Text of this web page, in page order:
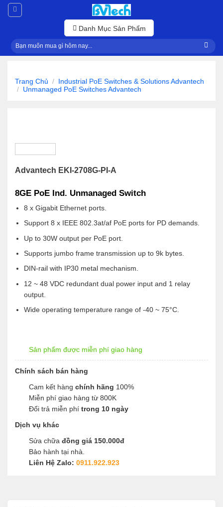
Skip
Danh Mục Sản Phẩm
Tìm
kiếm:
Trang Chủ / Industrial PoE Switches & Solutions Advantech
/ Unmanaged PoE Switches Advantech
Advantech EKI-2708G-PI-A
8GE PoE Ind. Unmanaged Switch
8 x Gigabit Ethernet ports.
Support 8 x IEEE 802.3at/af PoE ports for PD demands.
Up to 30W output per PoE port.
Supports jumbo frame transmission up to 9k bytes.
DIN-rail with IP30 metal mechanism.
12 ~ 48 VDC redundant dual power input and 1 relay
output.
Wide operating temperature range of -40 ~ 75°C.
Sản phẩm được miễn phí giao hàng
Chính sách bán hàng
Cam kết hàng chính hãng 100%
Miễn phí giao hàng từ 800K
Đổi trả miễn phí trong 10 ngày
Dịch vụ khác
Sửa chữa đồng giá 150.000đ
Bảo hành tại nhà.
Liên Hệ Zalo: 0911.922.923